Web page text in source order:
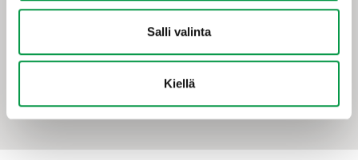
Salli valinta
Kiellä
00240 Helsinki
tapio@tapio.fi